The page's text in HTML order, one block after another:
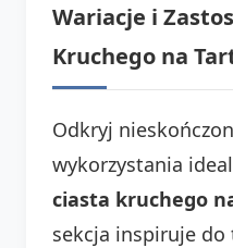
Wariacje i
Kruchego na
Odkryj
wykorzystania
ciasta kruchego
sekcja inspiruje